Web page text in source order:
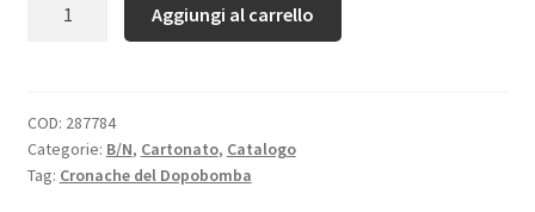
Aggiungi al carrello
COD: 287784
Categorie: B/N, Cartonato, Catalogo
Tag: Cronache del Dopobomba